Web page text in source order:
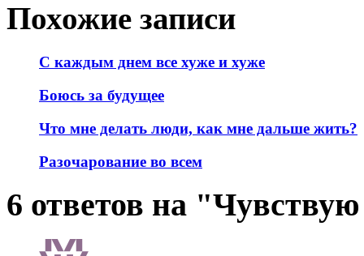
Похожие записи
С каждым днем все хуже и хуже
Боюсь за будущее
Что мне делать люди, как мне дальше жить?
Разочарование во всем
6 ответов на